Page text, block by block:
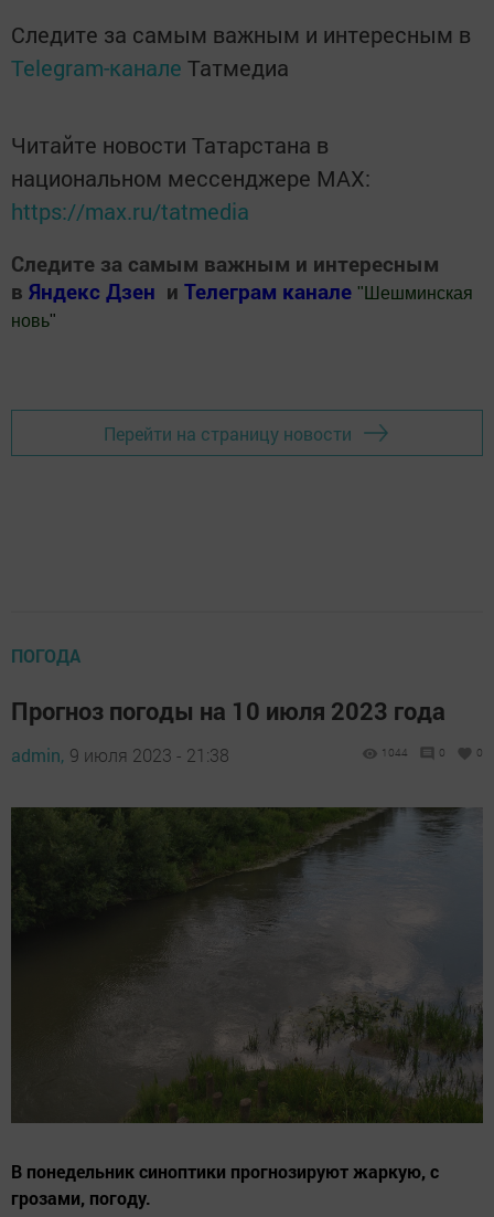
Следите за самым важным и интересным в
Telegram-канале Татмедиа
Читайте новости Татарстана в
национальном мессенджере MАХ:
https://max.ru/tatmedia
Следите за самым важным и интересным
в Яндекс Дзен и Телеграм канале " Шешминская
новь"
Перейти на страницу новости
ПОГОДА
Прогноз погоды на 10 июля 2023 года
admin, 9 июля 2023 - 21:38 1044 0 0
В понедельник синоптики прогнозируют жаркую, с
грозами, погоду.